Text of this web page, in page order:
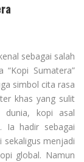
sebagai salah
Sumatera”
simbol cita rasa
khas yang sulit
dunia, kopi asal
Ia hadir sebagai
sekaligus menjadi
global. Namun